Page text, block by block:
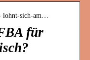
lohnt-sich-am…
für